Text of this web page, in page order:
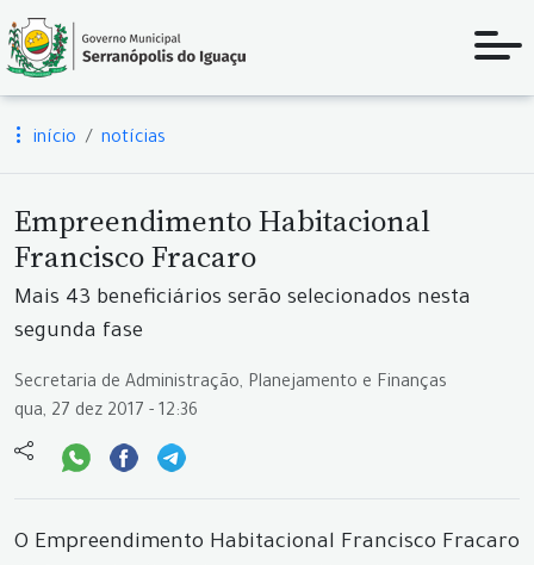
início notícias
Empreendimento Habitacional
Francisco Fracaro
Mais 43 beneficiários serão selecionados nesta
segunda fase
Secretaria de Administração, Planejamento e Finanças
qua, 27 dez 2017 - 12:36
O Empreendimento Habitacional Francisco Fracaro